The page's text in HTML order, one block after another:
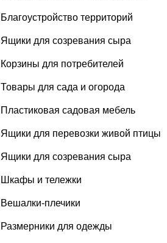
Благоустройство территорий
Ящики для созревания сыра
Корзины для потребителей
Товары для сада и огорода
Пластиковая садовая мебель
Ящики для перевозки живой птицы
Ящики для созревания сыра
Шкафы и тележки
Вешалки-плечики
Размерники для одежды